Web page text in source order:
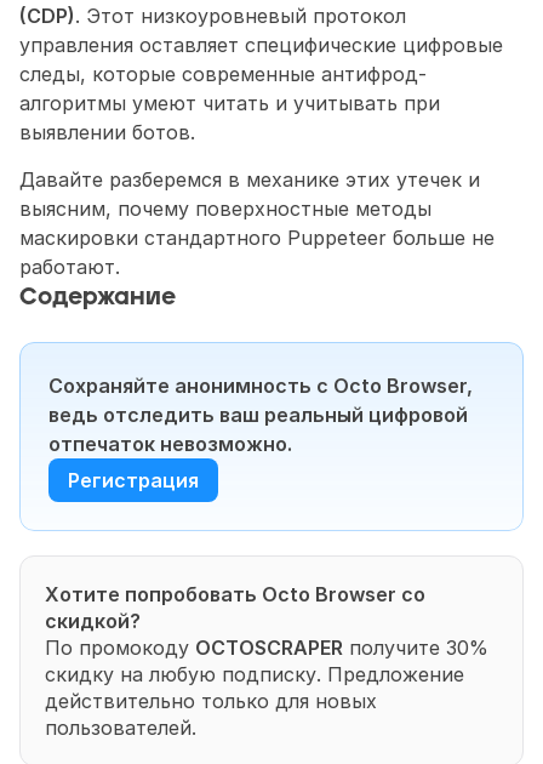
(CDP). Этот низкоуровневый протокол
управления оставляет специфические цифровые
следы, которые современные антифрод-
алгоритмы умеют читать и учитывать при
выявлении ботов.
Давайте разберемся в механике этих утечек и
выясним, почему поверхностные методы
маскировки стандартного Puppeteer больше не
работают.
Содержание
Сохраняйте анонимность с Octo Browser,
ведь отследить ваш реальный цифровой
отпечаток невозможно.
Регистрация
Хотите попробовать Octo Browser со
скидкой?
По промокоду OCTOSCRAPER получите 30%
скидку на любую подписку. Предложение
действительно только для новых
пользователей.